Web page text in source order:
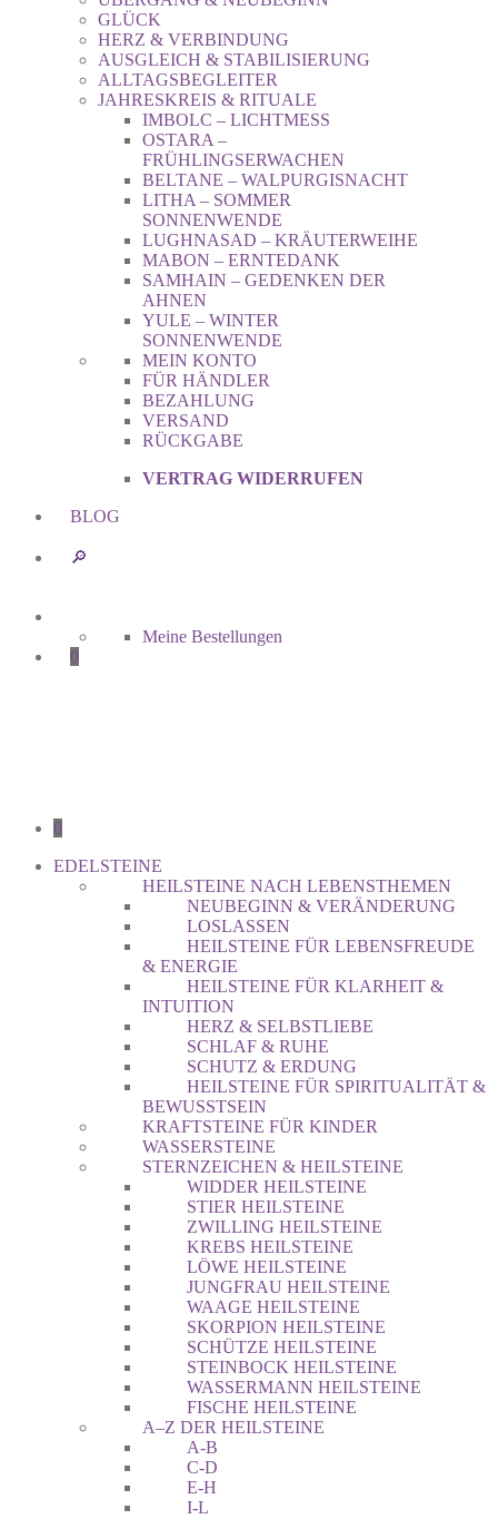
GLÜCK
HERZ & VERBINDUNG
AUSGLEICH & STABILISIERUNG
ALLTAGSBEGLEITER
JAHRESKREIS & RITUALE
IMBOLC – LICHTMESS
OSTARA –
FRÜHLINGSERWACHEN
BELTANE – WALPURGISNACHT
LITHA – SOMMER
SONNENWENDE
LUGHNASAD – KRÄUTERWEIHE
MABON – ERNTEDANK
SAMHAIN – GEDENKEN DER
AHNEN
YULE – WINTER
SONNENWENDE
MEIN KONTO
FÜR HÄNDLER
BEZAHLUNG
VERSAND
RÜCKGABE
VERTRAG WIDERRUFEN
BLOG
🔎︎
Meine Bestellungen
0
0
EDELSTEINE
HEILSTEINE NACH LEBENSTHEMEN
NEUBEGINN & VERÄNDERUNG
LOSLASSEN
HEILSTEINE FÜR LEBENSFREUDE
& ENERGIE
HEILSTEINE FÜR KLARHEIT &
INTUITION
HERZ & SELBSTLIEBE
SCHLAF & RUHE
SCHUTZ & ERDUNG
HEILSTEINE FÜR SPIRITUALITÄT &
BEWUSSTSEIN
KRAFTSTEINE FÜR KINDER
WASSERSTEINE
STERNZEICHEN & HEILSTEINE
WIDDER HEILSTEINE
STIER HEILSTEINE
ZWILLING HEILSTEINE
KREBS HEILSTEINE
LÖWE HEILSTEINE
JUNGFRAU HEILSTEINE
WAAGE HEILSTEINE
SKORPION HEILSTEINE
SCHÜTZE HEILSTEINE
STEINBOCK HEILSTEINE
WASSERMANN HEILSTEINE
FISCHE HEILSTEINE
A–Z DER HEILSTEINE
A-B
C-D
E-H
I-L